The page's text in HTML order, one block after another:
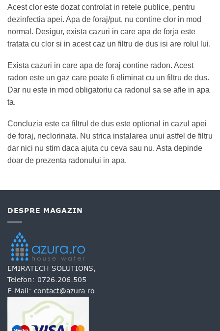
Acest clor este dozat controlat in retele publice, pentru
dezinfectia apei. Apa de foraj/put, nu contine clor in mod
normal. Desigur, exista cazuri in care apa de forja este
tratata cu clor si in acest caz un filtru de dus isi are rolul lui.
Exista cazuri in care apa de foraj contine radon. Acest
radon este un gaz care poate fi eliminat cu un filtru de dus.
Dar nu este in mod obligatoriu ca radonul sa se afle in apa
ta.
Concluzia este ca filtrul de dus este optional in cazul apei
de foraj, neclorinata. Nu strica instalarea unui astfel de filtru
dar nici nu stim daca ajuta cu ceva sau nu. Asta depinde
doar de prezenta radonului in apa.
DESPRE MAGAZIN
EMIRATECH SOLUTIONS,
Telefon: 0726.206.505
E-Mail: contact@azura.ro